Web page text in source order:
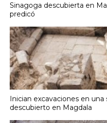
Sinagoga descubierta en
predicó
Inician excavaciones en
descubierto en Magdala